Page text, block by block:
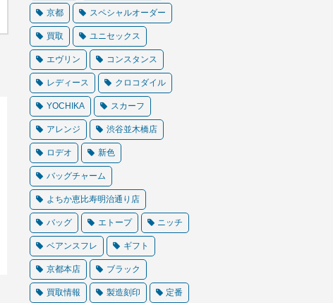
京都 スペシャルオーダー
買取 ユニセックス
エヴリン コンスタンス
レディース クロコダイル
YOCHIKA スカーフ
アレンジ 渋谷並木橋店
ロデオ 新色
バッグチャーム
よちか恵比寿明治通り店
バッグ エトープ ニッチ
ベアンスフレ ギフト
京都本店 ブラック
買取情報 製造刻印 定番